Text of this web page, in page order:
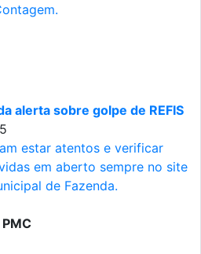
alerta sobre golpe de REFIS
estar atentos e verificar
em aberto sempre no site
de Fazenda.
PMC